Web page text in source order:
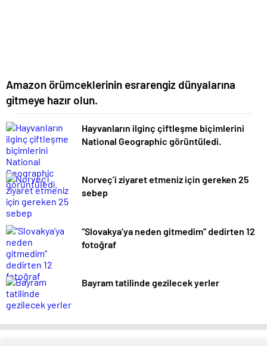
Amazon örümceklerinin esrarengiz dünyalarına
gitmeye hazır olun.
Hayvanların ilginç çiftleşme biçimlerini
National Geographic görüntüledi.
Norveç’i ziyaret etmeniz için gereken 25
sebep
“Slovakya’ya neden gitmedim” dedirten 12
fotoğraf
Bayram tatilinde gezilecek yerler